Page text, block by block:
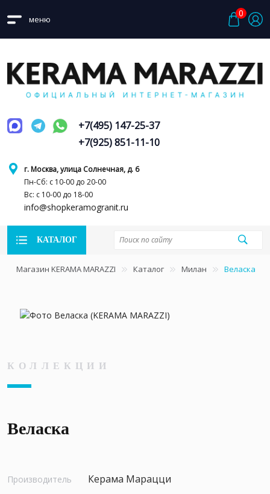
меню
0
г. Москва, улица Солнечная, д. 6
Пн-Сб: с 10-00 до 20-00
Вс: с 10-00 до 18-00
info@shopkeramogranit.ru
+7(495) 147-25-37
+7(925) 851-11-10
КАТАЛОГ
Магазин KERAMA MARAZZI Каталог Милан Веласка
КОЛЛЕКЦИИ
Веласка
Производитель Керама Марацци